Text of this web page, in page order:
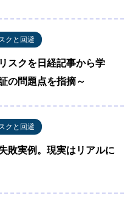
クと回避
スクを日経記事から学
の問題点を指摘～
クと回避
敗実例。現実はリアルに